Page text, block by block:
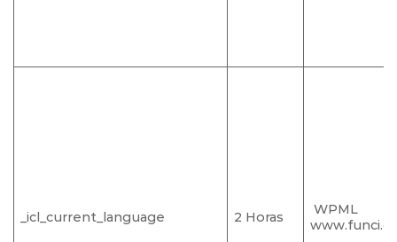
_icl_current_language 2 Horas
WPML